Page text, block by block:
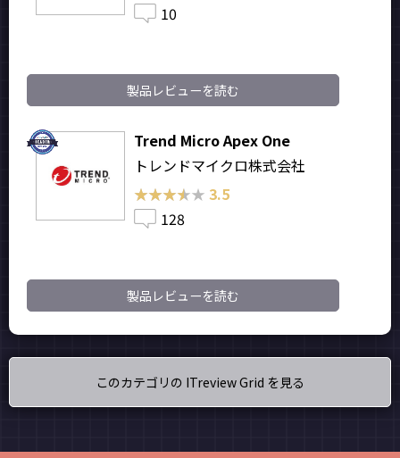
10
製品レビューを読む
Trend Micro Apex One
トレンドマイクロ株式会社
★★★★★
★★★★★ 3.5
128
製品レビューを読む
このカテゴリの ITreview Grid を見る